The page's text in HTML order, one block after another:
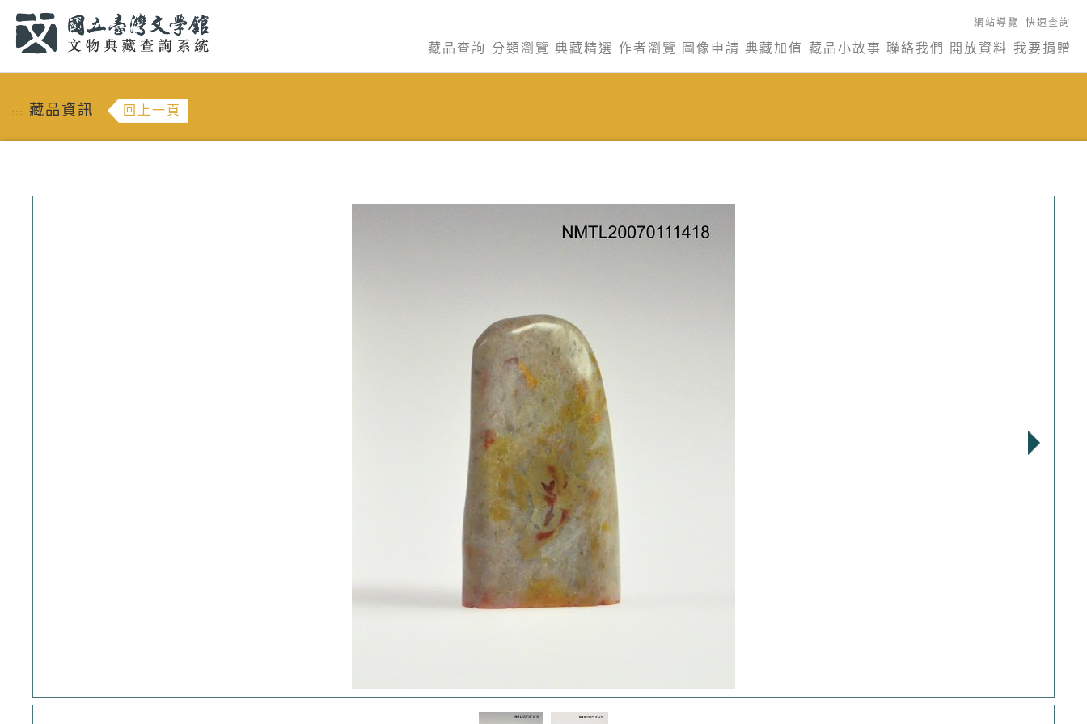
網站導覽 快速查詢
藏品查詢 分類瀏覽 典藏精選 作者瀏覽 圖像申請 典藏加值 藏品小故事 聯絡我們 開放資料 我要捐贈
::: 藏品資訊 回上一頁